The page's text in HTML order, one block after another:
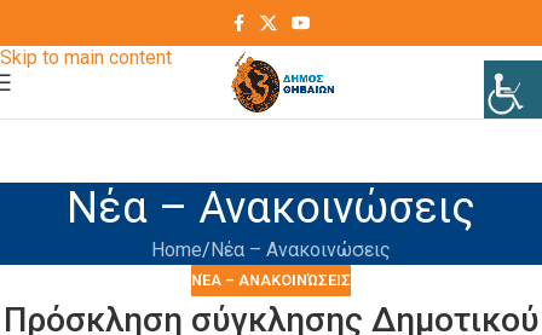
Skip to main content
Νέα – Ανακοινώσεις
Home Νέα – Ανακοινώσεις
ΝΈΑ – ΑΝΑΚΟΙΝΏΣΕΙΣ
Πρόσκληση σύγκλησης Δημοτικού